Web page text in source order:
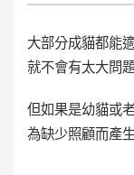
大部分成貓都能
就不會有太大問
但如果是幼貓或
為缺少照顧而產